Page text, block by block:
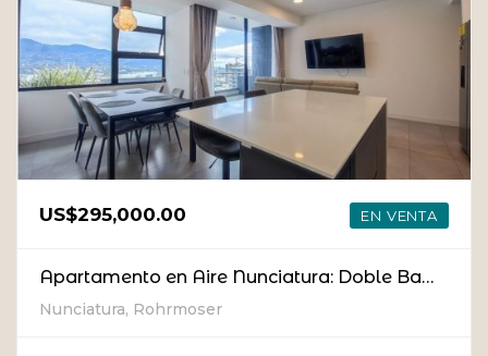
US$295,000.00 EN VENTA
Apartamento en Aire Nunciatura: Doble Balcón y Vistas Panorámicas en el Piso 18
Nunciatura, Rohrmoser